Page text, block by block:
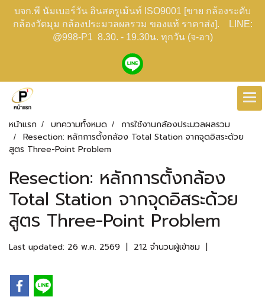
บจก.พี นัมเบอร์วัน อินสตรูเม้นท์ ISO9001 [ขาย กล้องระดับ
กล้องวัดมุม กล้องประมวลผลรวม ของแท้ ราคาส่ง]. LINE:
@998-P1 8.30. - 19.30น. ทุกวัน (จ-อา)
หน้าแรก บทความทั้งหมด
การใช้งานกล้องประมวลผลรวม
Resection: หลักการตั้งกล้อง Total Station จากจุดอิสระด้วย
สูตร Three-Point Problem
Resection: หลักการตั้งกล้อง
Total Station จากจุดอิสระด้วย
สูตร Three-Point Problem
Last updated: 26 พ.ค. 2569 | 212 จำนวนผู้เข้าชม |